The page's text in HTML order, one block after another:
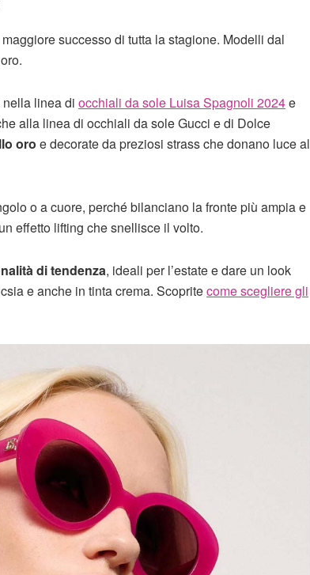
successo di tutta la stagione. Modelli dal
linea di occhiali da sole Luisa Spagnoli 2024e
alla linea di occhiali da sole Gucci e di Dolce
oro e decorate da preziosi strass che donano luce al
o a cuore, perché bilanciano la fronte più ampia e
effetto lifting che snellisce il volto.
di tendenza, ideali per l’estate e dare un look
e anche in tinta crema. Scopritecome scegliere gli